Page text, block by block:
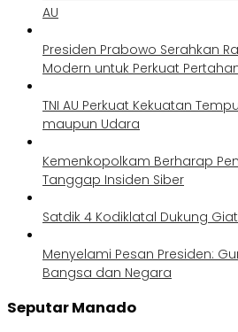
AU
Presiden Prabowo Serahkan
Modern untuk Perkuat
TNI AU Perkuat Kekuatan
maupun Udara
Kemenkopolkam Berharap
Tanggap Insiden Siber
Satdik 4 Kodiklatal Dukung
Menyelami Pesan Presiden:
Bangsa dan Negara
Seputar Manado